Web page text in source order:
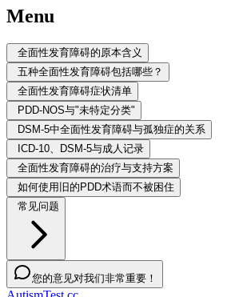
Menu
全面性发育障碍的原本含义
五种全面性发育障碍包括哪些？
全面性发育障碍症状清单
PDD-NOS与"未特定分类"
DSM-5中全面性发育障碍与孤独症的关系
ICD-10、DSM-5与成人记录
全面性发育障碍的治疗与支持方案
如何使用旧的PDD术语而不被困住
常见问题
您的意见对我们非常重要！